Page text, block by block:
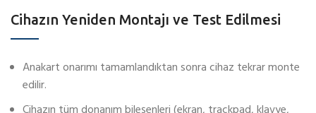
Cihazın Yeniden Montajı ve Test Edilmesi
Anakart onarımı tamamlandıktan sonra cihaz tekrar monte
edilir.